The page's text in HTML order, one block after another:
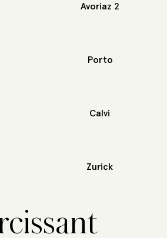
Avoriaz 2
Porto
Calvi
Zurick